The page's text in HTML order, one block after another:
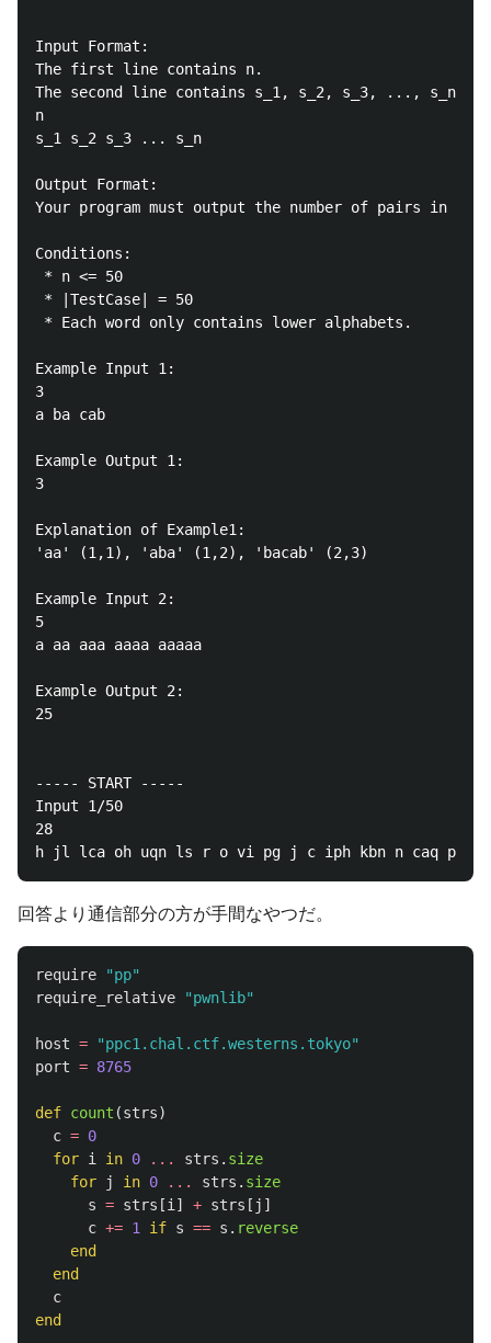
Input Format:
The first line contains n.
The second line contains s_1, s_2, s_3, ..., s_n
n
s_1 s_2 s_3 ... s_n
Output Format:
Your program must output the number of pairs in
Conditions:
* n <= 50
* |TestCase| = 50
* Each word only contains lower alphabets.
Example Input 1:
3
a ba cab
Example Output 1:
3
Explanation of Example1:
'aa' (1,1), 'aba' (1,2), 'bacab' (2,3)
Example Input 2:
5
a aa aaa aaaa aaaaa
Example Output 2:
25
----- START -----
Input 1/50
28
回答より通信部分の方が手間なやつだ。
require
"pp"
require_relative
"pwnlib"
host =
"ppc1.chal.ctf.westerns.tokyo"
port = 8765
def count (strs)
c = 0
for i in 0 ... strs . size
for
j in 0 ... strs . size
s = strs [i ] + strs [ j ]
c += 1 if s == s . reverse
end
end
c
end